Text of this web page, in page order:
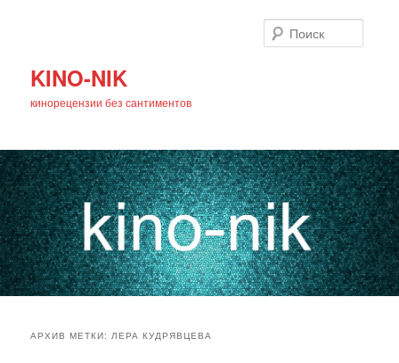
KINO-NIK
кинорецензии без сантиментов
АРХИВ МЕТКИ:ЛЕРА КУДРЯВЦЕВА